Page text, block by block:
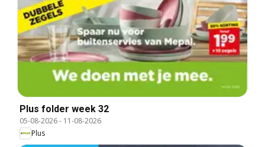
Plus folder week 32
05-08-2026- 11-08-2026
Plus